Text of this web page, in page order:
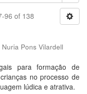
96 of 138
Nuria Pons Vilardell
para formação de
no processo de
lúdica e atrativa.